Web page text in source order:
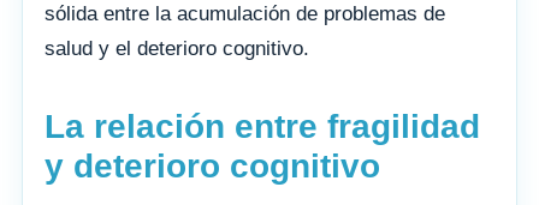
sólida entre la acumulación de problemas de
salud y el deterioro cognitivo.
La relación entre fragilidad
y deterioro cognitivo